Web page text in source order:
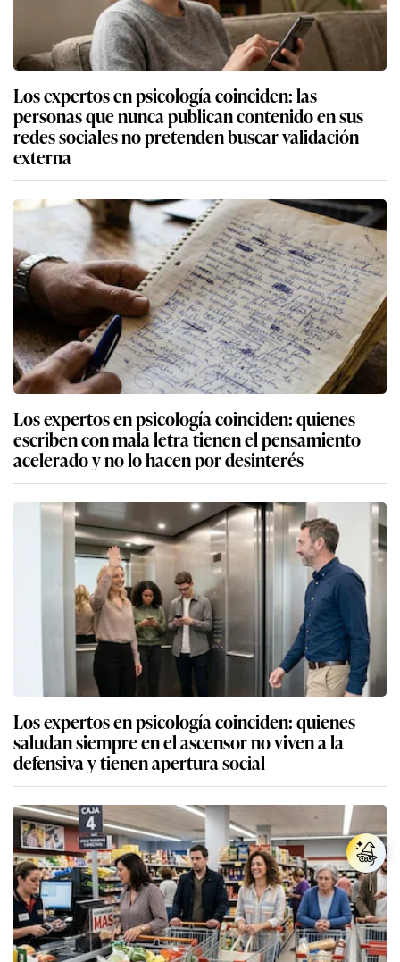
Los expertos en psicología coinciden: las
personas que nunca publican contenido en sus
redes sociales no pretenden buscar validación
externa
Los expertos en psicología coinciden: quienes
escriben con mala letra tienen el pensamiento
acelerado y no lo hacen por desinterés
Los expertos en psicología coinciden: quienes
saludan siempre en el ascensor no viven a la
defensiva y tienen apertura social